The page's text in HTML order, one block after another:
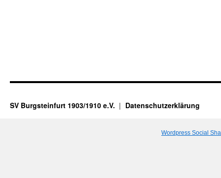
SV Burgsteinfurt 1903/1910 e.V. Datenschutzerklärung
Wordpress Social